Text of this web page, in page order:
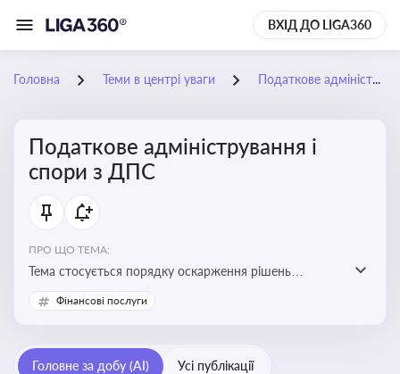
ВХІД ДО LIGA360
Головна Теми в центрі уваги Податкове адміністрування і спори з ДПС
Податкове адміністрування і
спори з ДПС
ПРО ЩО ТЕМА:
Тема стосується порядку оскарження рішень
податкових органів, що виникають внаслідок
податкових перевірок, та механізмів захисту прав
Фінансові послуги
Головне за добу (AI) Усі публікації